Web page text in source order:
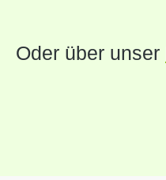
Oder über unser